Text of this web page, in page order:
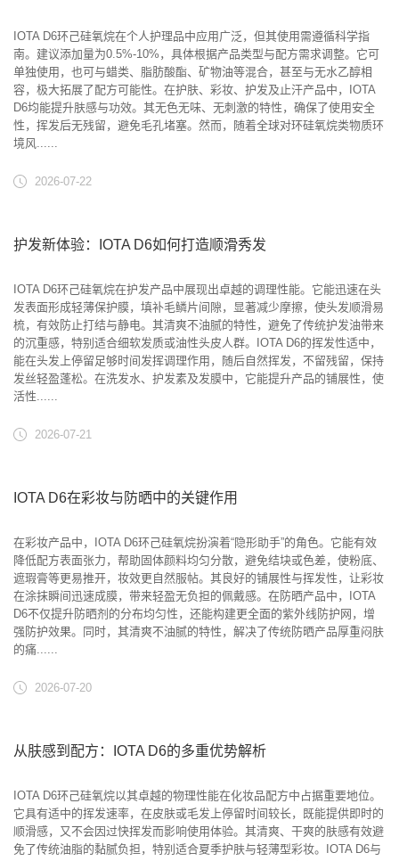
IOTA D6环己硅氧烷在个人护理品中应用广泛，但其使用需遵循科学指
南。建议添加量为0.5%-10%，具体根据产品类型与配方需求调整。它可
单独使用，也可与蜡类、脂肪酸酯、矿物油等混合，甚至与无水乙醇相
容，极大拓展了配方可能性。在护肤、彩妆、护发及止汗产品中，IOTA
D6均能提升肤感与功效。其无色无味、无刺激的特性，确保了使用安全
性，挥发后无残留，避免毛孔堵塞。然而，随着全球对环硅氧烷类物质环
境风......
2026-07-22
护发新体验：IOTA D6如何打造顺滑秀发
IOTA D6环己硅氧烷在护发产品中展现出卓越的调理性能。它能迅速在头
发表面形成轻薄保护膜，填补毛鳞片间隙，显著减少摩擦，使头发顺滑易
梳，有效防止打结与静电。其清爽不油腻的特性，避免了传统护发油带来
的沉重感，特别适合细软发质或油性头皮人群。IOTA D6的挥发性适中，
能在头发上停留足够时间发挥调理作用，随后自然挥发，不留残留，保持
发丝轻盈蓬松。在洗发水、护发素及发膜中，它能提升产品的铺展性，使
活性......
2026-07-21
IOTA D6在彩妆与防晒中的关键作用
在彩妆产品中，IOTA D6环己硅氧烷扮演着“隐形助手”的角色。它能有效
降低配方表面张力，帮助固体颜料均匀分散，避免结块或色差，使粉底、
遮瑕膏等更易推开，妆效更自然服帖。其良好的铺展性与挥发性，让彩妆
在涂抹瞬间迅速成膜，带来轻盈无负担的佩戴感。在防晒产品中，IOTA
D6不仅提升防晒剂的分布均匀性，还能构建更全面的紫外线防护网，增
强防护效果。同时，其清爽不油腻的特性，解决了传统防晒产品厚重闷肤
的痛......
2026-07-20
从肤感到配方：IOTA D6的多重优势解析
IOTA D6环己硅氧烷以其卓越的物理性能在化妆品配方中占据重要地位。
它具有适中的挥发速率，在皮肤或毛发上停留时间较长，既能提供即时的
顺滑感，又不会因过快挥发而影响使用体验。其清爽、干爽的肤感有效避
免了传统油脂的黏腻负担，特别适合夏季护肤与轻薄型彩妆。IOTA D6与